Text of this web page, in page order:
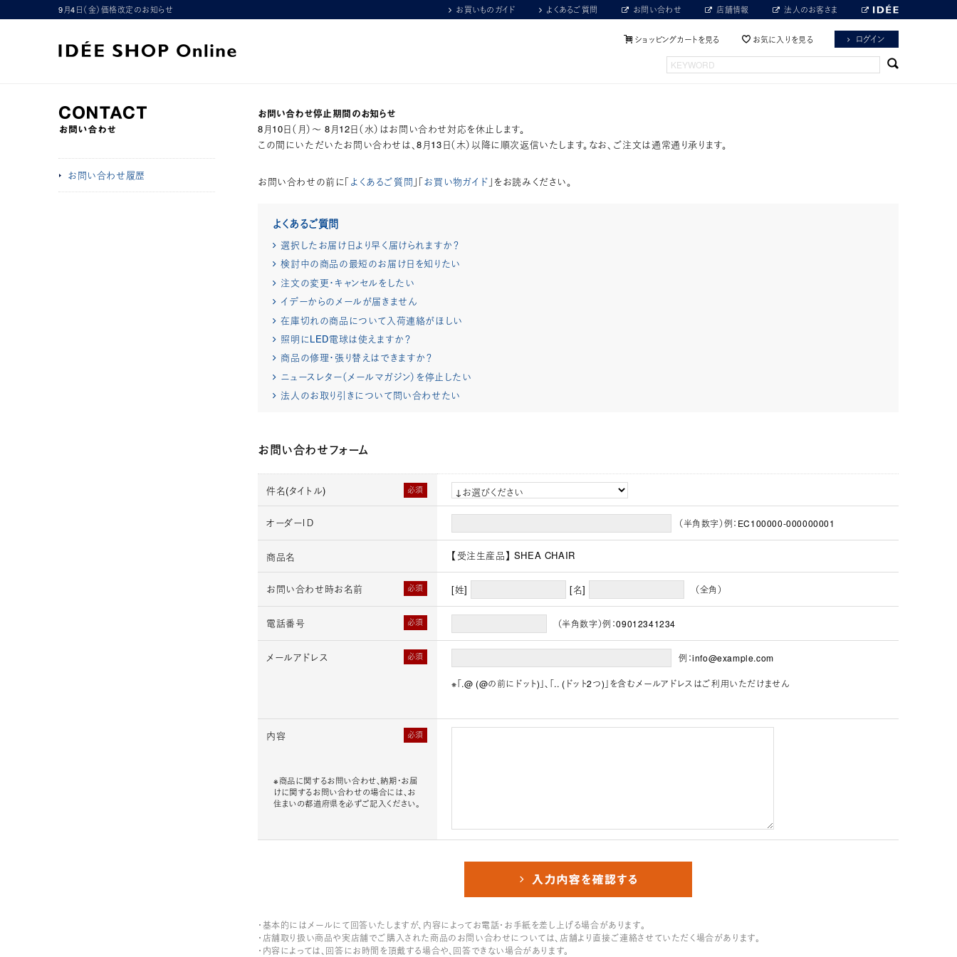
9月4日（金）価格改定のお知らせ お買いものガイド よくあるご質問 お問い合わせ 店舗情報 法人のお客さま
ショッピングカートを見る お気に入りを見る ログイン
お問い合わせ履歴
お問い合わせ停止期間のお知らせ
8月10日（月）～ 8月12日（水）はお問い合わせ対応を休止します。
この間にいただいたお問い合わせは、8月13日（木）以降に順次返信いたします。なお、ご注文は通常通り承ります。
お問い合わせの前に「よくあるご質問 」「お買い物ガイド 」をお読みください。
よくあるご質問
選択したお届け日より早く届けられますか？
検討中の商品の最短のお届け日を知りたい
注文の変更・キャンセルをしたい
イデーからのメールが届きません
在庫切れの商品について入荷連絡がほしい
照明にLED電球は使えますか？
商品の修理・張り替えはできますか？
ニュースレター（メールマガジン）を停止したい
法人のお取り引きについて問い合わせたい
お問い合わせフォーム
必須
件名(タイトル)
オーダーＩＤ （半角数字）例：EC100000-000000001
商品名 【受注生産品】 SHEA CHAIR
必須
お問い合わせ時お名前 [姓] [名] （全角）
必須
電話番号 （半角数字）例：09012341234
必須
メールアドレス 例：info@example.com
※「.@ (@の前にドット)」、「.. (ドット2つ)」を含むメールアドレスはご利用いただけません
必須
内容
※商品に関するお問い合わせ、納期・お届
けに関するお問い合わせの場合には、お
住まいの都道府県を必ずご記入ください。
・基本的にはメールにて回答いたしますが、内容によってお電話・お手紙を差し上げる場合があります。
・店舗取り扱い商品や実店舗でご購入された商品のお問い合わせについては、店舗より直接ご連絡させていただく場合があります。
・内容によっては、回答にお時間を頂戴する場合や、回答できない場合があります。